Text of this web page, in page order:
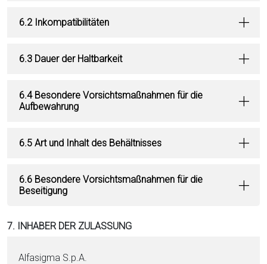
6.2 Inkompatibilitäten
6.3 Dauer der Haltbarkeit
6.4 Besondere Vorsichtsmaßnahmen für die
Aufbewahrung
6.5 Art und Inhalt des Behältnisses
6.6 Besondere Vorsichtsmaßnahmen für die
Beseitigung
7. INHABER DER ZULASSUNG
Alfasigma S.p.A.